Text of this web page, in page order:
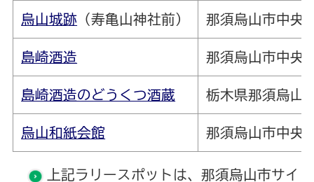
烏山城跡 （寿亀山神社前） 那須烏山市中央
島崎酒造 那須烏山市中央
島崎酒造のどうくつ酒蔵 栃木県那須烏山
烏山和紙会館 那須烏山市中央
上記ラリースポットは、那須烏山市サイ